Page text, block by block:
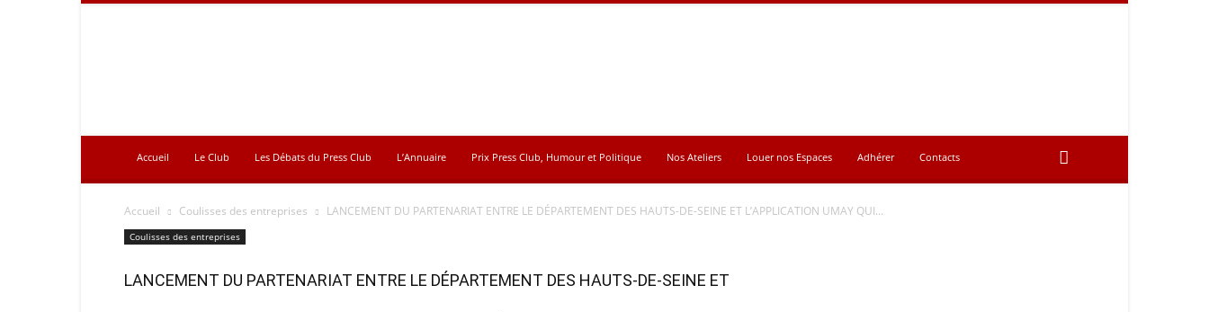
Accueil Le Club Les Débats du Press Club L’Annuaire Prix Press Club, Humour et Politique Nos Ateliers Louer nos Espaces Adhérer Contacts
Accueil Coulisses des entreprises LANCEMENT DU PARTENARIAT ENTRE LE DÉPARTEMENT DES HAUTS-DE-SEINE ET L’APPLICATION UMAY QUI...
Coulisses des entreprises
LANCEMENT DU PARTENARIAT ENTRE LE DÉPARTEMENT DES HAUTS-DE-SEINE ET